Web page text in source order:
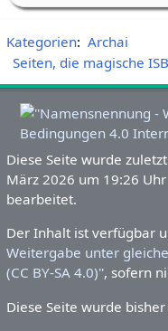
Kategorien: Archai
Seiten, die magische
Diese Seite wurde
März 2026 um 19:26 Uhr
bearbeitet.
Der Inhalt ist verfügbar
Weitergabe unter
(CC BY-SA 4.0)'', sofern
Diese Seite wurde